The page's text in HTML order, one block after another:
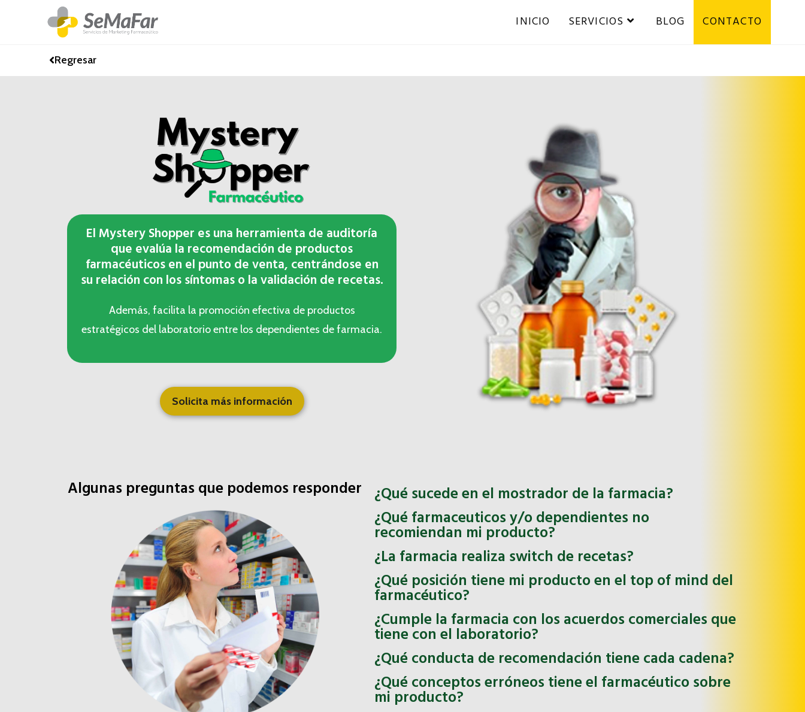
INICIO SERVICIOS BLOG CONTACTO
Regresar
El Mystery Shopper es una herramienta de auditoría
que evalúa la recomendación de productos
farmacéuticos en el punto de venta, centrándose en
su relación con los síntomas o la validación de recetas.
Además, facilita la promoción efectiva de productos
estratégicos del laboratorio entre los dependientes de farmacia.
Solicita más información
Algunas preguntas que podemos responder ¿Qué sucede en el mostrador de la farmacia?
¿Qué farmaceuticos y/o dependientes no
recomiendan mi producto?
¿La farmacia realiza switch de recetas?
¿Qué posición tiene mi producto en el top of mind del
farmacéutico?
¿Cumple la farmacia con los acuerdos comerciales que
tiene con el laboratorio?
¿Qué conducta de recomendación tiene cada cadena?
¿Qué conceptos erróneos tiene el farmacéutico sobre
mi producto?